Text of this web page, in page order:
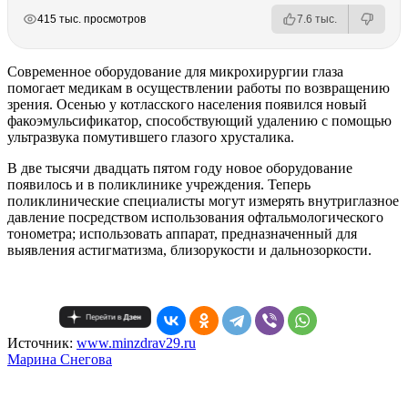
415 тыс. просмотров 7.6 тыс.
Современное оборудование для микрохирургии глаза
помогает медикам в осуществлении работы по возвращению
зрения. Осенью у котласского населения появился новый
факоэмульсификатор, способствующий удалению с помощью
ультразвука помутившего глазого хрусталика.
В две тысячи двадцать пятом году новое оборудование
появилось и в поликлинике учреждения. Теперь
поликлинические специалисты могут измерять внутриглазное
давление посредством использования офтальмологического
тонометра; использовать аппарат, предназначенный для
выявления астигматизма, близорукости и дальнозоркости.
Источник: www.minzdrav29.ru
Mарина Снегова